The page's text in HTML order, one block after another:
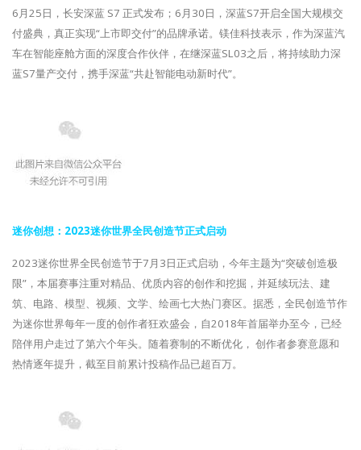
6月25日，长安深蓝 S7 正式发布；6月30日，深蓝S7开启全国大规模交
付盛典，真正实现“上市即交付”的品牌承诺。镁佳科技表示，作为深蓝汽
车在智能座舱方面的深度合作伙伴，在继深蓝SL03之后，将持续助力深
蓝S7量产交付，携手深蓝“共赴智能电动新时代”。
迷你创想：2023迷你世界全民创造节正式启动
2023迷你世界全民创造节于7月3日正式启动，今年主题为“突破创造极
限”，本届赛事注重对精品、优质内容的创作和挖掘，并延续玩法、建
筑、电路、模型、视频、文学、绘画七大热门赛区。据悉，全民创造节作
为迷你世界每年一度的创作者狂欢盛会，自2018年首届举办至今，已经
陪伴用户走过了第六个年头。随着赛制的不断优化， 创作者参赛意愿和
热情逐年提升，截至目前累计投稿作品已超百万。